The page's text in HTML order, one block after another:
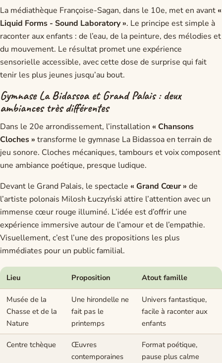
La médiathèque Françoise-Sagan, dans le 10e, met en avant «
Liquid Forms - Sound Laboratory ». Le principe est simple à
raconter aux enfants : de l’eau, de la peinture, des mélodies et
du mouvement. Le résultat promet une expérience
sensorielle accessible, avec cette dose de surprise qui fait
tenir les plus jeunes jusqu’au bout.
Gymnase La Bidassoa et Grand Palais : deux
ambiances très différentes
Dans le 20e arrondissement, l’installation « Chansons
Cloches » transforme le gymnase La Bidassoa en terrain de
jeu sonore. Cloches mécaniques, tambours et voix composent
une ambiance poétique, presque ludique.
Devant le Grand Palais, le spectacle « Grand Cœur » de
l’artiste polonais Milosh Łuczyński attire l’attention avec un
immense cœur rouge illuminé. L’idée est d’offrir une
expérience immersive autour de l’amour et de l’empathie.
Visuellement, c’est l’une des propositions les plus
immédiates pour un public familial.
Lieu Proposition Atout famille
Musée de la
Chasse et de la
Nature
Une hirondelle ne
fait pas le
printemps
Univers fantastique,
facile à raconter aux
enfants
Centre tchèque
Œuvres
contemporaines
Format poétique,
pause plus calme